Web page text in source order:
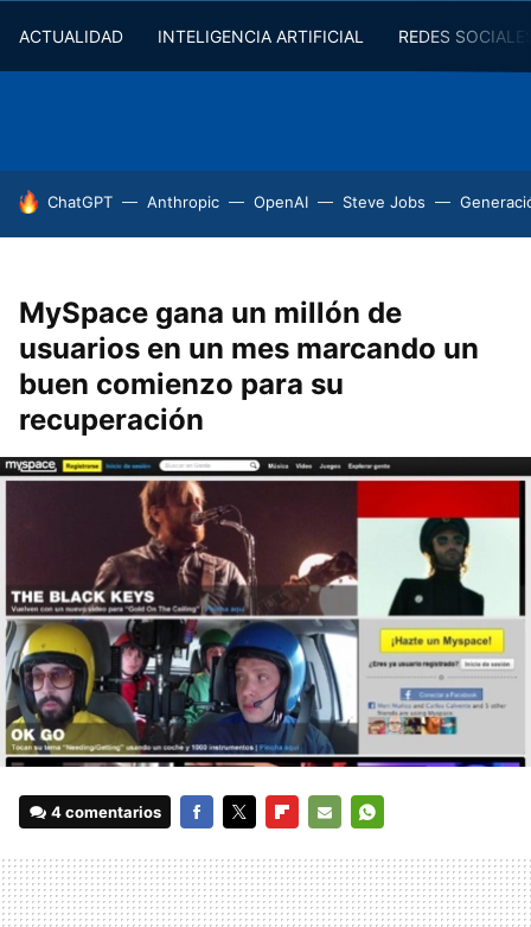
ACTUALIDAD INTELIGENCIA ARTIFICIAL REDES
HOY SE HABLA DE
ChatGPT Anthropic OpenAI Steve Jobs
MySpace gana un millón de
usuarios en un mes marcando un
buen comienzo para su
recuperación
4 comentarios
MAIL